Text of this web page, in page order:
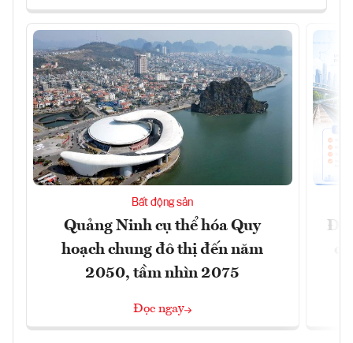
Bất động sản
Quảng Ninh cụ thể hóa Quy
hoạch chung đô thị đến năm
2050, tầm nhìn 2075
Đọc ngay